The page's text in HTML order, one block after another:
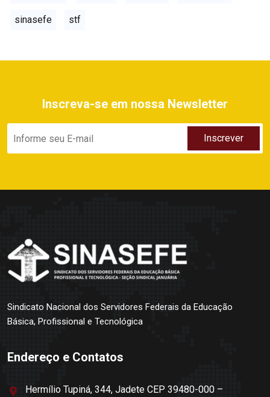
sinasefe stf
Inscreva-se em nossa Newsletter
Sindicato Nacional dos Servidores Federais da Educação
Básica, Profissional e Tecnológica
Endereço e Contatos
Hermílio Tupiná, 344, Jadete CEP 39480-000 –